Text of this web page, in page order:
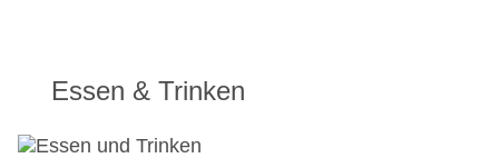
24h Rezeption
Parkplatz
Check-out bis: 11:30:00
Essen & Trinken